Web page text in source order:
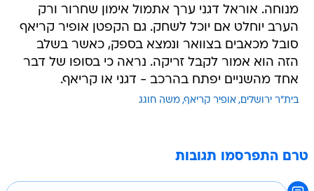
מנוחה. אוראל דגני ערך אתמול אימון שחרור ורק
הערב יוחלט אם יוכל לשחק. גם הקפטן אופיר קריאף
סובל מכאבים בצוואר ונמצא בספק, כאשר בשלב
הזה הוא אמור לקבל זריקה. נראה כי בסופו של דבר
אחד מהשניים יפתח בהרכב - דגני או קריאף.
בית"ר ירושלים אופיר קריאף משה חוגג
טרם התפרסמו תגובות